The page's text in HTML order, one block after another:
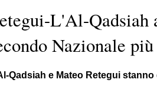
L'Al-Qadsiah
Nazionale
Qadsiah e Mateo Retegui